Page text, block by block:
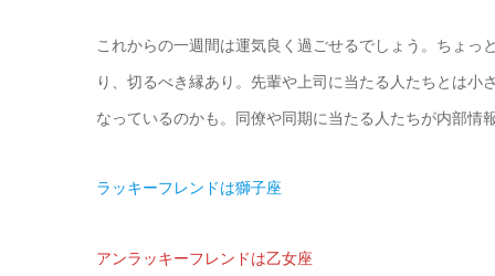
これからの一週間は運気良く過ごせるでしょう。ちょ
り、切るべき縁あり。先輩や上司に当たる人たちとは
なっているのかも。同僚や同期に当たる人たちが内部情
ラッキーフレンドは獅子座
アンラッキーフレンドは乙女座